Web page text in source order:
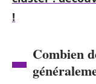
!
Combien